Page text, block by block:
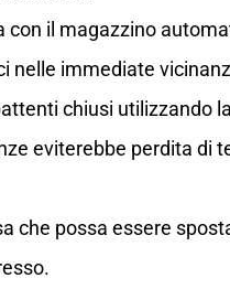
con il magazzino
nelle immediate
chiusi utilizzando
eviterebbe perdita di
che possa essere